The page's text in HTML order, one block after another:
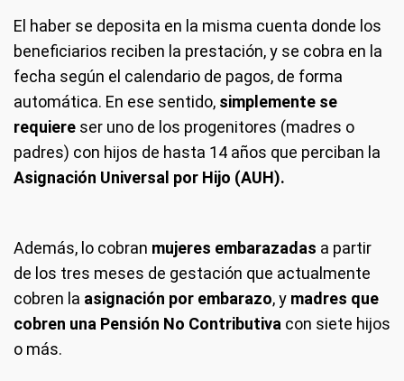
El haber se deposita en la misma cuenta donde los
beneficiarios reciben la prestación, y se cobra en la
fecha según el calendario de pagos, de forma
automática. En ese sentido, simplemente se
requiere ser uno de los progenitores (madres o
padres) con hijos de hasta 14 años que perciban la
Asignación Universal por Hijo (AUH).
Además, lo cobran mujeres embarazadas a partir
de los tres meses de gestación que actualmente
cobren la asignación por embarazo, y madres que
cobren una Pensión No Contributiva con siete hijos
o más.